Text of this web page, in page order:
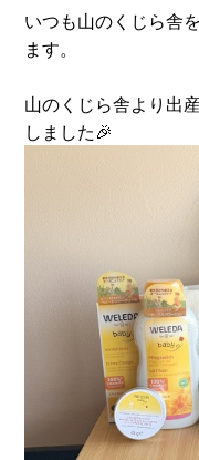
いつも山のくじら舎
ます。
山のくじら舎より出
しました🎉